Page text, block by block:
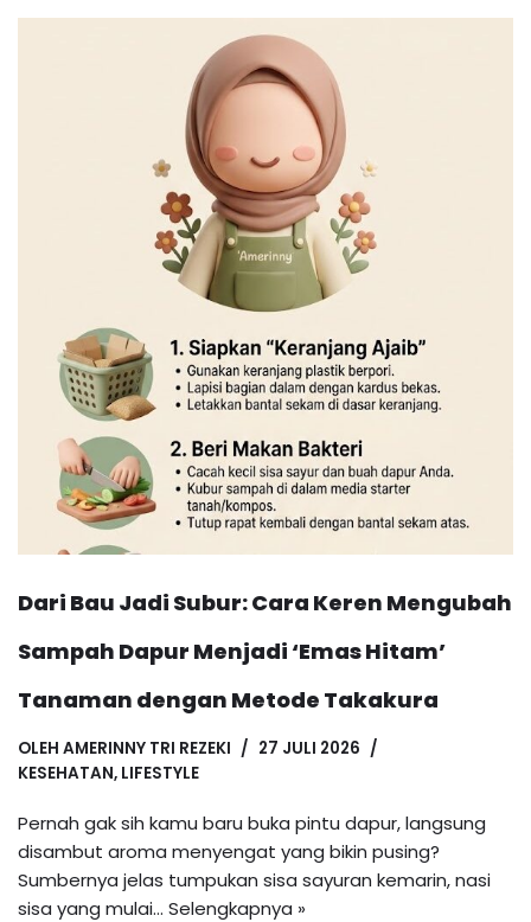
Dari Bau Jadi Subur: Cara Keren Mengubah
Sampah Dapur Menjadi ‘Emas Hitam’
Tanaman dengan Metode Takakura
OLEH AMERINNY TRI REZEKI
27 JULI 2026
KESEHATAN, LIFESTYLE
Pernah gak sih kamu baru buka pintu dapur, langsung
disambut aroma menyengat yang bikin pusing?
Sumbernya jelas tumpukan sisa sayuran kemarin, nasi
sisa yang mulai… Selengkapnya »